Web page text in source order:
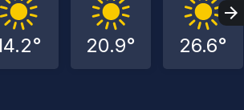
20.9° 26.6°